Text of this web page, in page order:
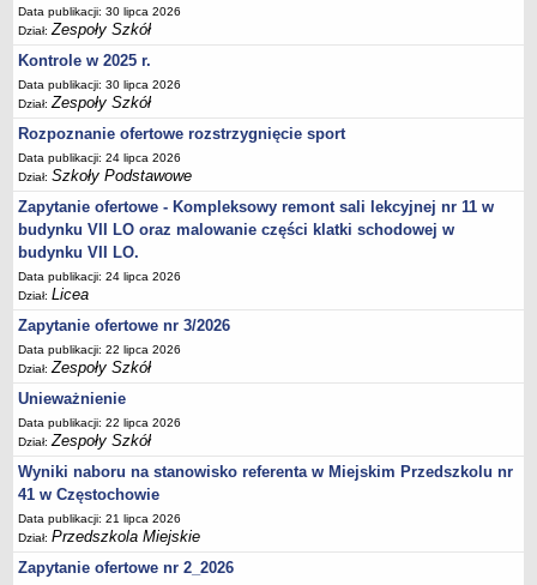
Rejestry, ewidencje, archiwa
Kontrole
Sprawozdania
Deklaracja dostępności
DEKLARACJA DOSTĘPNOŚCI
OŚWIADCZENIA MAJĄTKOWE
PONOWNE WYKORZYSTYWANIE
UDOSTĘPNIANIE INFORMACJI PUBLICZNEJ
OCHRONA DANYCH OSOBOWYCH
Data publikacji: 30 lipca 2026
Dział:Zespoły Szkół
Kontrole w 2025 r.
Data publikacji: 30 lipca 2026
Dział:Zespoły Szkół
Rozpoznanie ofertowe rozstrzygnięcie sport
Data publikacji: 24 lipca 2026
Dział:Szkoły Podstawowe
Zapytanie ofertowe - Kompleksowy remont sali lekcyjnej nr 11 w
budynku VII LO oraz malowanie części klatki schodowej w
budynku VII LO.
Data publikacji: 24 lipca 2026
Dział:Licea
Zapytanie ofertowe nr 3/2026
Data publikacji: 22 lipca 2026
Dział:Zespoły Szkół
Unieważnienie
Data publikacji: 22 lipca 2026
Dział:Zespoły Szkół
Wyniki naboru na stanowisko referenta w Miejskim Przedszkolu nr
41 w Częstochowie
Data publikacji: 21 lipca 2026
Dział:Przedszkola Miejskie
Zapytanie ofertowe nr 2_2026